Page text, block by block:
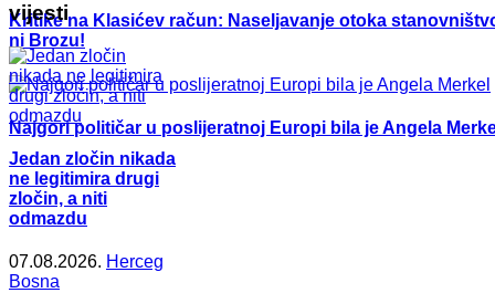
Kritike na Klasićev račun: Naseljavanje otoka
ni Brozu!
Najgori političar u poslijeratnoj Europi bila je Angela
vijesti
Jedan zločin nikada
ne legitimira drugi
zločin, a niti
odmazdu
07.08.2026. Herceg
Bosna